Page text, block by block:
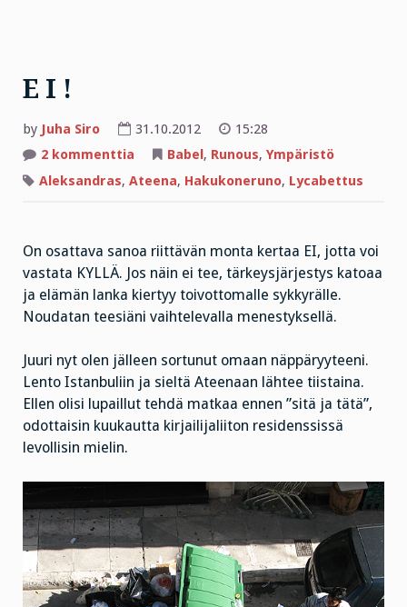
E I !
by Juha Siro 31.10.2012
15:28
2 kommenttia artikkeliin
I
Babel , Runous, Ympäristö
Aleksandras, Ateena, Hakukoneruno, Lycabettus
On osattava sanoa riittävän monta kertaa EI, jotta voi
vastata KYLLÄ. Jos näin ei tee, tärkeysjärjestys katoaa
ja elämän lanka kiertyy toivottomalle sykkyrälle.
Noudatan teesiäni vaihtelevalla menestyksellä.
Juuri nyt olen jälleen sortunut omaan näppäryyteeni.
Lento Istanbuliin ja sieltä Ateenaan lähtee tiistaina.
Ellen olisi lupaillut tehdä matkaa ennen ”sitä ja tätä”,
odottaisin kuukautta kirjailijaliiton residenssissä
levollisin mielin.